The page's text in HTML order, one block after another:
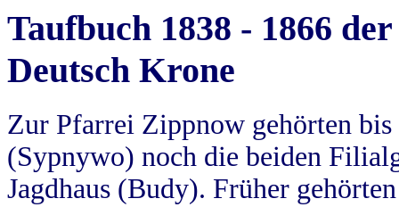
Taufbuch 1838 - 1866
Deutsch Krone
Zur Pfarrei Zippnow gehörten
(Sypnywo) noch die beiden
Jagdhaus (Budy). Früher